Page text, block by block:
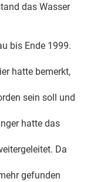
das Wasser
Ende 1999.
hatte bemerkt,
sein soll und
hatte das
Da
gefunden